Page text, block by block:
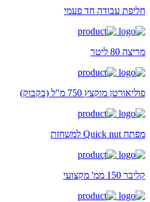
חליפת עבודה חד פעמי
מריצה 80 ליטר
פוליאורטן מוקצץ 750 מ"ל (בקבוק)
מפתח Quick nut למשחזת
קליבר 150 ממ' מקצועי